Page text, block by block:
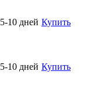
5-10 дней Купить
5-10 дней Купить